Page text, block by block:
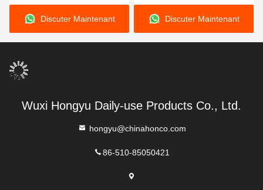
Ultra-brillant cuir Lanolin
Nourrissant des bottes en
cuir
Discuter Maintenant
dans l'éponge
d'applicateur Top 3
couleurs personnalisées
Discuter Maintenant
Wuxi Hongyu Daily-use Products Co., Ltd.
hongyu@chinahonco.com
86-510-85050421